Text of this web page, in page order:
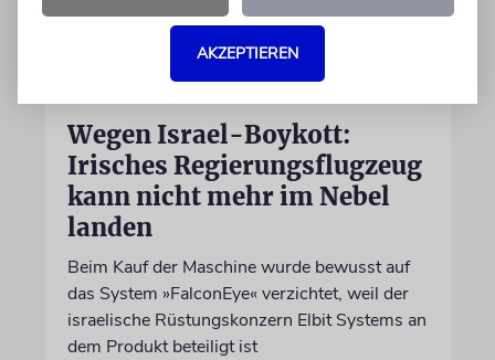
Wegen Israel-Boykott:
Irisches Regierungsflugzeug
kann nicht mehr im Nebel
landen
Beim Kauf der Maschine wurde bewusst auf
das System »FalconEye« verzichtet, weil der
israelische Rüstungskonzern Elbit Systems an
dem Produkt beteiligt ist
AKZEPTIEREN